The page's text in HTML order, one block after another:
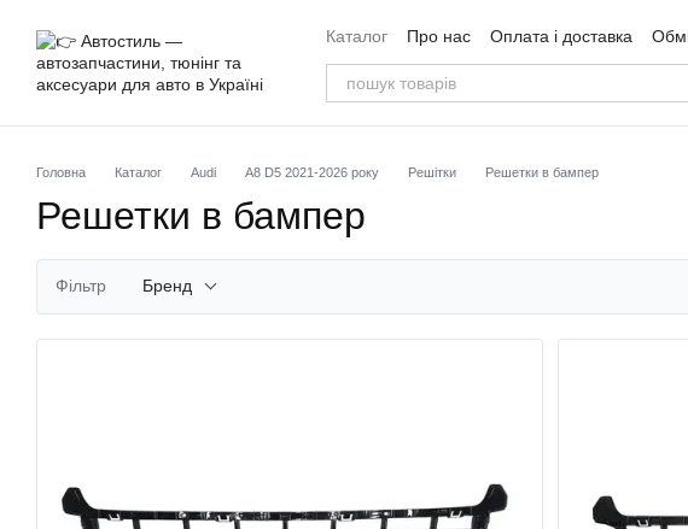
Каталог
Про нас Оплата і доставка
Угода користувача
Відгуки про магазин
Головна Каталог Audi A8 D5 2021-2026 року Решітки Решетки в бампер
Решетки в бампер
Фільтр Бренд